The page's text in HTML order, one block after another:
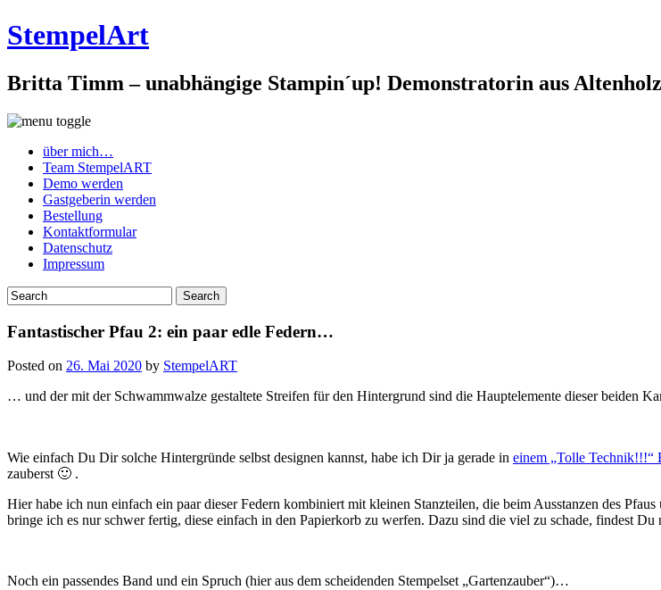
StempelArt
Britta Timm – unabhängige Stampin´up! Demonstratorin aus
über mich…
Team StempelART
Demo werden
Gastgeberin werden
Bestellung
Kontaktformular
Datenschutz
Impressum
Fantastischer Pfau 2: ein paar edle Federn…
Posted on 26. Mai 2020 by StempelART
… und der mit der Schwammwalze gestaltete Streifen für den Hintergrund sind die Hauptelemente dieser beiden
Wie einfach Du Dir solche Hintergründe selbst designen kannst, habe ich Dir ja gerade in einem „Tolle Technik!!!“
zauberst 🙂 .
Hier habe ich nun einfach ein paar dieser Federn kombiniert mit kleinen Stanzteilen, die beim Ausstanzen des
bringe ich es nur schwer fertig, diese einfach in den Papierkorb zu werfen. Dazu sind die viel zu schade, findest
Noch ein passendes Band und ein Spruch (hier aus dem scheidenden Stempelset „Gartenzauber“)…